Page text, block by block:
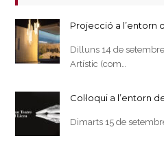
Projecció a l’entorn
Dilluns 14 de
Artístic (com…
Col·loqui a l’entorn
Dimarts 15 de